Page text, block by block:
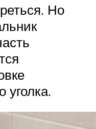
Но
уголка.